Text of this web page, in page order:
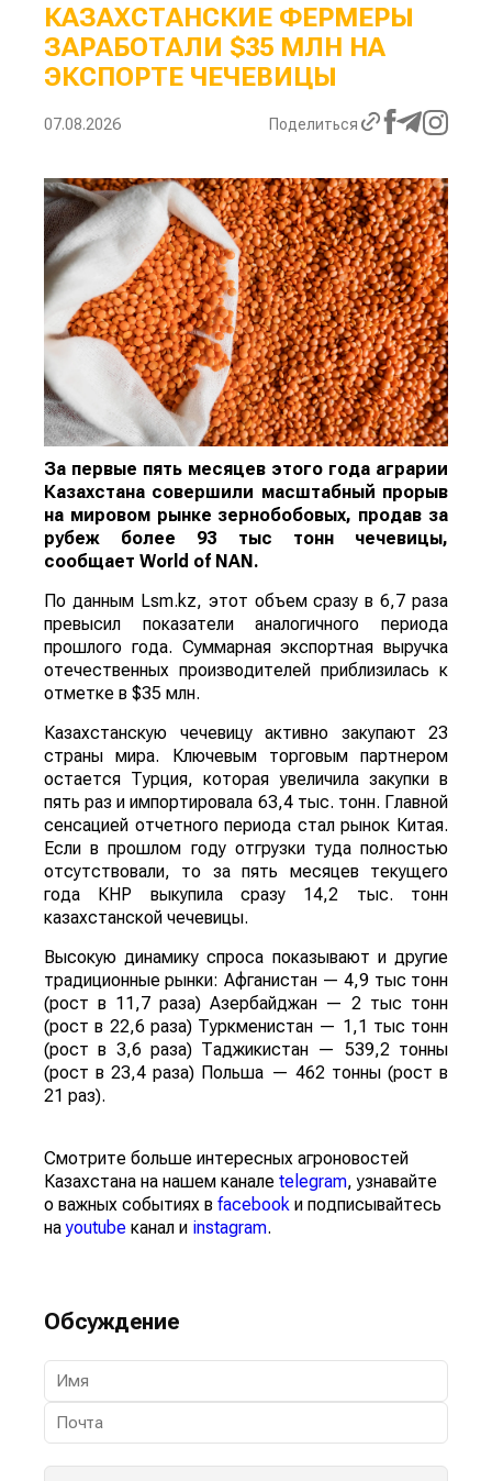
КАЗАХСТАНСКИЕ ФЕРМЕРЫ
ЗАРАБОТАЛИ $35 МЛН НА
ЭКСПОРТЕ ЧЕЧЕВИЦЫ
07.08.2026 Поделиться
За первые пять месяцев этого года аграрии
Казахстана совершили масштабный прорыв
на мировом рынке зернобобовых, продав за
рубеж более 93 тыс тонн чечевицы,
сообщает World of NAN .
По данным Lsm.kz, этот объем сразу в 6,7 раза
превысил показатели аналогичного периода
прошлого года. Суммарная экспортная выручка
отечественных производителей приблизилась к
отметке в $35 млн.
Казахстанскую чечевицу активно закупают 23
страны мира. Ключевым торговым партнером
остается Турция, которая увеличила закупки в
пять раз и импортировала 63,4 тыс. тонн. Главной
сенсацией отчетного периода стал рынок Китая.
Если в прошлом году отгрузки туда полностью
отсутствовали, то за пять месяцев текущего
года КНР выкупила сразу 14,2 тыс. тонн
казахстанской чечевицы.
Высокую динамику спроса показывают и другие
традиционные рынки: Афганистан — 4,9 тыс тонн
(рост в 11,7 раза) Азербайджан — 2 тыс тонн
(рост в 22,6 раза) Туркменистан — 1,1 тыс тонн
(рост в 3,6 раза) Таджикистан — 539,2 тонны
(рост в 23,4 раза) Польша — 462 тонны (рост в
21 раз).
Смотрите больше интересных агроновостей
Казахстана на нашем канале telegram, узнавайте
о важных событиях в facebook и подписывайтесь
наyoutube канал и instagram.
Обсуждение